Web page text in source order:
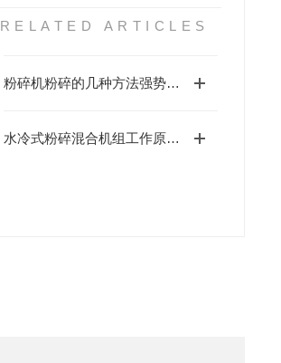
RELATED ARTICLES
粉碎机粉碎的几种方法强势来袭！
水冷式粉碎混合机组工作原理和注意事项